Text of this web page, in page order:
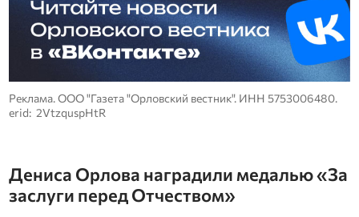
Реклама. ООО "Газета "Орловский вестник". ИНН 5753006480.
erid: 2VtzquspHtR
Дениса Орлова наградили медалью «За
заслуги перед Отчеством»